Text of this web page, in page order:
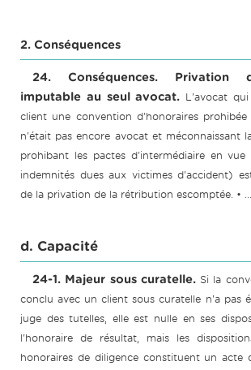
2. Conséquences
24. Conséquences. Privation
imputable au seul avocat. L'avocat
client une convention d'honoraires
n'était pas encore avocat et méconnaissant
prohibant les pactes d'intermédiaire en
indemnités dues aux victimes d'accident)
de la privation de la rétribution escomptée. • ...
d. Capacité
24-1. Majeur sous curatelle. Si la
conclu avec un client sous curatelle n'a pas
juge des tutelles, elle est nulle en ses
l'honoraire de résultat, mais les
honoraires de diligence constituent un acte